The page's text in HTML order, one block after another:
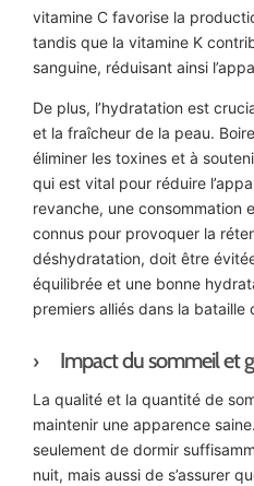
vitamine C favorise la
tandis que la vitamine K
sanguine, réduisant ainsi
De plus, l’hydratation est
et la fraîcheur de la peau.
éliminer les toxines et à
qui est vital pour réduire
revanche, une consommation
connus pour provoquer la
déshydratation, doit être
équilibrée et une bonne
premiers alliés dans la bataille
Impact du sommeil et
La qualité et la quantité de
maintenir une apparence
seulement de dormir
nuit, mais aussi de s’assurer